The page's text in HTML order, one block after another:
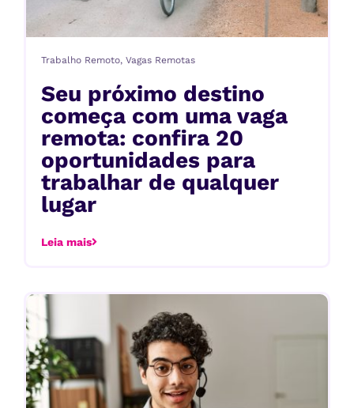
Trabalho Remoto,Vagas Remotas
Seu próximo destino
começa com uma vaga
remota: confira 20
oportunidades para
trabalhar de qualquer
lugar
Leia mais